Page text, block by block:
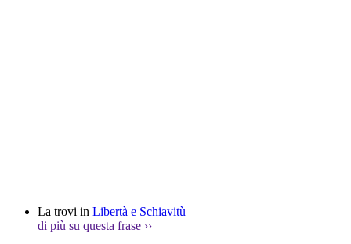
La trovi in Libertà e Schiavitù
di più su questa frase ››